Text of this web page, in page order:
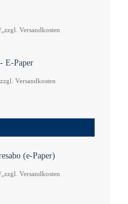
Versandkosten
E-Paper
Versandkosten
(e-Paper)
Versandkosten